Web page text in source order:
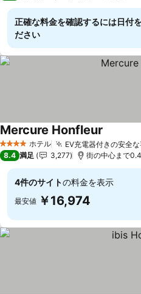
正確な料金を確認するには日付
ださい
4 ホテルのランク
ホテル EV充電器付きの安全
Mercure Honfleur
8.4 満足 3,277 街の中心まで
4件のサイトの料金を表示
最安値 ￥16,974